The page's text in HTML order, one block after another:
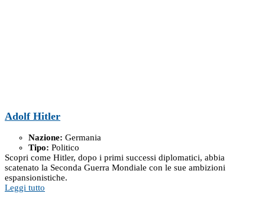
Adolf Hitler
Nazione: Germania
Tipo: Politico
Scopri come Hitler, dopo i primi successi diplomatici, abbia
scatenato la Seconda Guerra Mondiale con le sue ambizioni
espansionistiche.
Leggi tutto